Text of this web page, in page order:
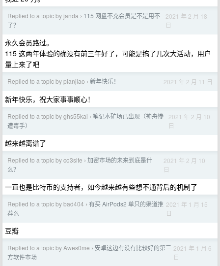
Replied to a topic by janda › 115 网盘不充会员是不是用不
了？
2021 年 2 月 18
日
永久会员路过。
115 这两年体验的确没有前三年好了，可能是搞了几次大活动，用户
量上来了吧
Replied to a topic by pianjiao › 新年快乐！ 2021 年 2 月 11 日
新年快乐，祝大家事事顺心！
Replied to a topic by ghs55kai › 笔记本矿场已出现（神舟惨
遭毒手）
2021 年 2 月 10
日
越来越离谱了
Replied to a topic by co3site › 加密市场的未来到底是什
么？
2021 年 2 月 10
日
一直也是比特币的支持者，如今越来越有些想不通背后的机制了
Replied to a topic by bad404 › 有买 AirPods2 单只的渠道推
荐么
2021 年 1 月 15
日
豆瓣
Replied to a topic by Awes0me › 安卓这边有没有比较好的第三
方软件市场
2021 年 1 月 6
日